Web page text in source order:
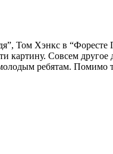
Том Хэнкс в
картину. Совсем
ребятам. Помимо